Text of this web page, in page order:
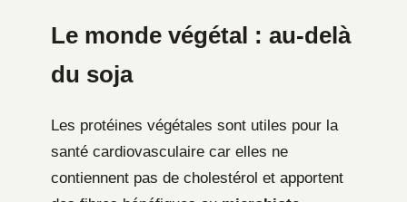
Le monde végétal : au-delà
du soja
Les protéines végétales sont utiles pour la
santé cardiovasculaire car elles ne
contiennent pas de cholestérol et apportent